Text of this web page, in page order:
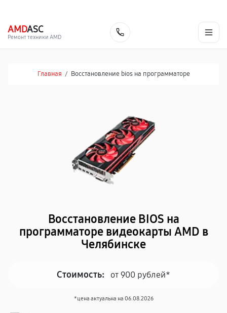
AMDASC
Ремонт техники AMD
Главная / Восстановление bios на программаторе
Восстановление BIOS на
программаторе видеокарты AMD в
Челябинске
Стоимость: от 900 рублей*
*цена актуальна на 06.08.2026